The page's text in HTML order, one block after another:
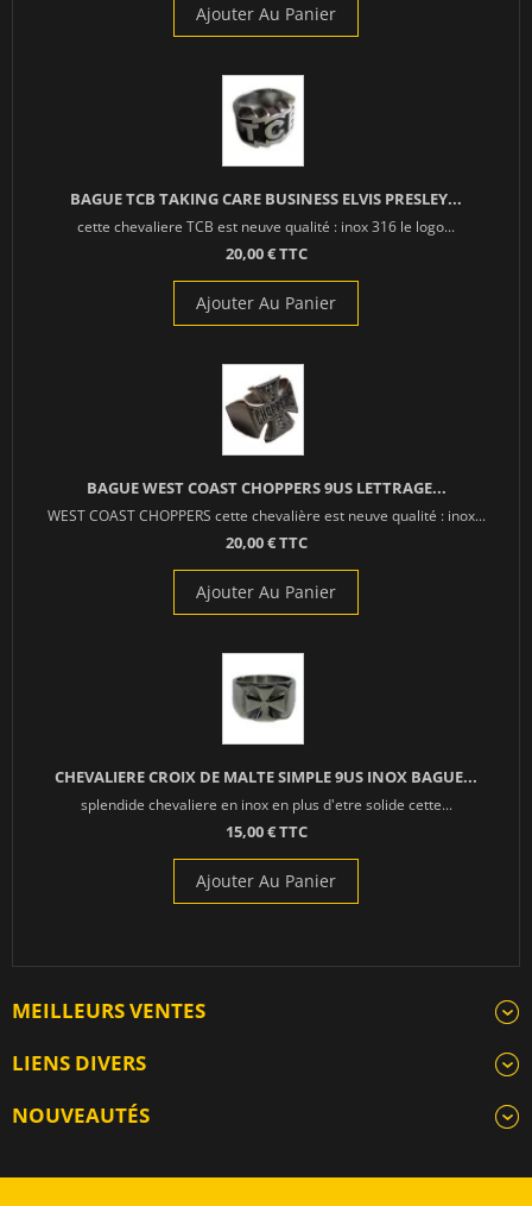
Ajouter Au Panier
BAGUE TCB TAKING CARE BUSINESS ELVIS PRESLEY...
cette chevaliere TCB est neuve qualité : inox 316 le logo...
20,00 € TTC
Ajouter Au Panier
BAGUE WEST COAST CHOPPERS 9US LETTRAGE...
WEST COAST CHOPPERS cette chevalière est neuve qualité : inox...
20,00 € TTC
Ajouter Au Panier
CHEVALIERE CROIX DE MALTE SIMPLE 9US INOX BAGUE...
splendide chevaliere en inox en plus d'etre solide cette...
15,00 € TTC
Ajouter Au Panier
MEILLEURS VENTES
LIENS DIVERS
NOUVEAUTÉS